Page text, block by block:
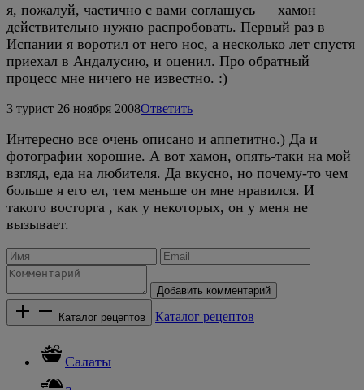
я, пожалуй, частично с вами соглашусь — хамон
действительно нужно распробовать. Первый раз в
Испании я воротил от него нос, а несколько лет спустя
приехал в Андалусию, и оценил. Про обратный
процесс мне ничего не известно. :)
3 турист 26 ноября 2008Ответить
Интересно все очень описано и аппетитно.) Да и
фотографии хорошие. А вот хамон, опять-таки на мой
взгляд, еда на любителя. Да вкусно, но почему-то чем
больше я его ел, тем меньше он мне нравился. И
такого восторга , как у некоторых, он у меня не
вызывает.
Добавить комментарий
Каталог рецептов Каталог рецептов
Салаты